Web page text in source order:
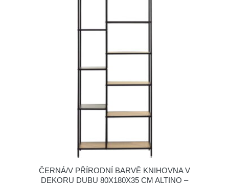
ČERNÁ/V PŘÍRODNÍ BARVĚ KNIHOVNA V
DEKORU DUBU 80X180X35 CM ALTINO –